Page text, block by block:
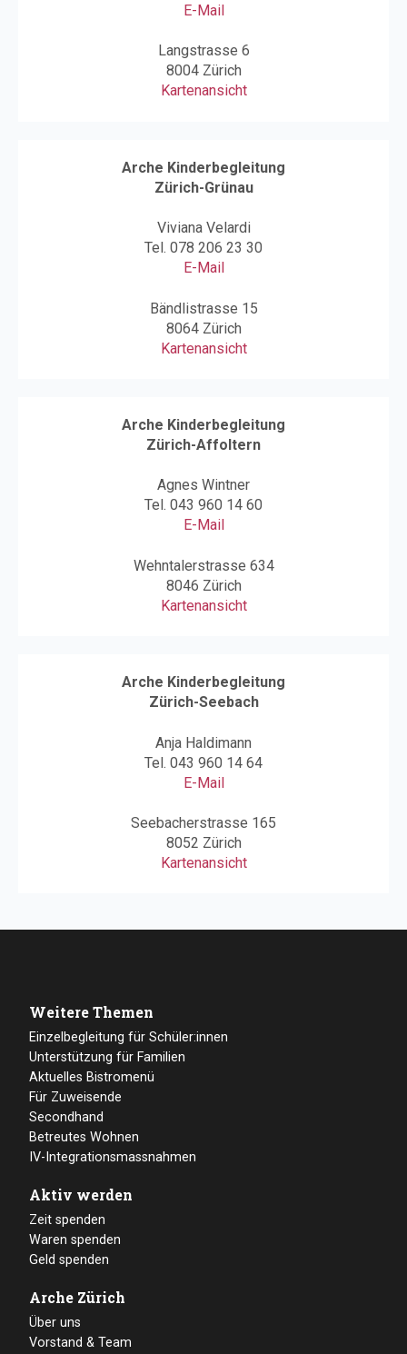
E-Mail
Langstrasse 6
8004 Zürich
Kartenansicht
Arche Kinderbegleitung
Zürich-Grünau
Viviana Velardi
Tel. 078 206 23 30
E-Mail
Bändlistrasse 15
8064 Zürich
Kartenansicht
Arche Kinderbegleitung
Zürich-Affoltern
Agnes Wintner
Tel. 043 960 14 60
E-Mail
Wehntalerstrasse 634
8046 Zürich
Kartenansicht
Arche Kinderbegleitung
Zürich-Seebach
Anja Haldimann
Tel. 043 960 14 64
E-Mail
Seebacherstrasse 165
8052 Zürich
Kartenansicht
Weitere Themen
Einzelbegleitung für Schüler:innen
Unterstützung für Familien
Aktuelles Bistromenü
Für Zuweisende
Secondhand
Betreutes Wohnen
IV-Integrationsmassnahmen
Aktiv werden
Zeit spenden
Waren spenden
Geld spenden
Arche Zürich
Über uns
Vorstand & Team